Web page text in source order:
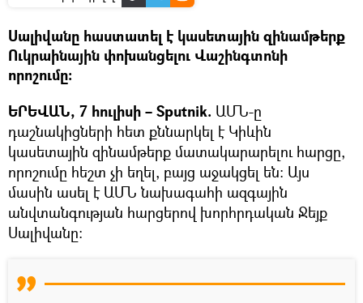
Սալիվանը հաստատել է կասետային զինամթերք
Ուկրաինային փոխանցելու Վաշինգտոնի
որոշումը։
ԵՐԵՎԱՆ, 7 հուլիսի – Sputnik. ԱՄՆ-ը
դաշնակիցների հետ քննարկել է Կիևին
կասետային զինամթերք մատակարարելու հարցը,
որոշումը հեշտ չի եղել, բայց աջակցել են։ Այս
մասին ասել է ԱՄՆ նախագահի ազգային
անվտանգության հարցերով խորհրդական Ջեյք
Սալիվանը։